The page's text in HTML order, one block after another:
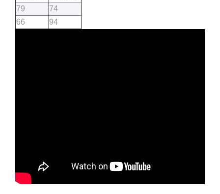
79
74
66
94